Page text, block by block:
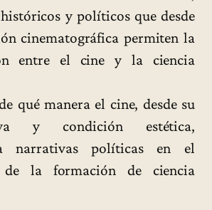
y políticos que desde
cinematográfica permiten la
entre el cine y la ciencia
qué manera el cine, desde su
y condición estética,
narrativas políticas en el
de la formación de ciencia